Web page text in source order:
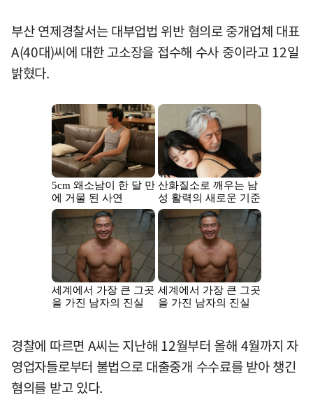
부산 연제경찰서는 대부업법 위반 혐의로 중개업체 대표
A(40대)씨에 대한 고소장을 접수해 수사 중이라고 12일
밝혔다.
경찰에 따르면 A씨는 지난해 12월부터 올해 4월까지 자
영업자들로부터 불법으로 대출중개 수수료를 받아 챙긴
혐의를 받고 있다.